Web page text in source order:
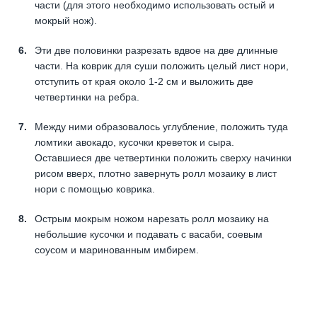
части (для этого необходимо использовать остый и
мокрый нож).
Эти две половинки разрезать вдвое на две длинные
части. На коврик для суши положить целый лист нори,
отступить от края около 1-2 см и выложить две
четвертинки на ребра.
Между ними образовалось углубление, положить туда
ломтики авокадо, кусочки креветок и сыра.
Оставшиеся две четвертинки положить сверху начинки
рисом вверх, плотно завернуть ролл мозаику в лист
нори с помощью коврика.
Острым мокрым ножом нарезать ролл мозаику на
небольшие кусочки и подавать с васаби, соевым
соусом и маринованным имбирем.